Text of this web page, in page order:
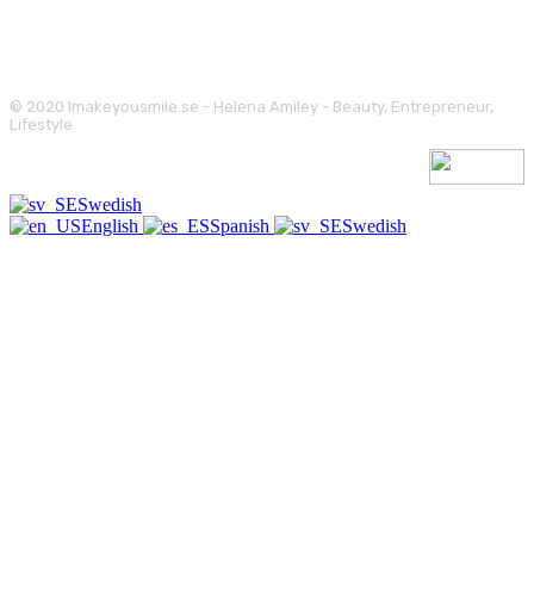
© 2020 Imakeyousmile.se - Helena Amiley - Beauty, Entrepreneur,
Lifestyle
Swedish
English
Spanish Swedish